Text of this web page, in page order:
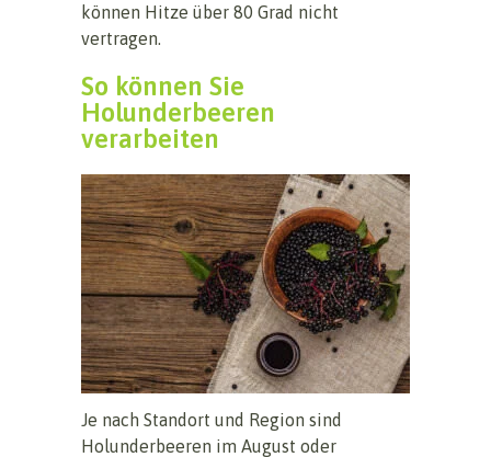
können Hitze über 80 Grad nicht
vertragen.
So können Sie
Holunderbeeren
verarbeiten
Je nach Standort und Region sind
Holunderbeeren im August oder